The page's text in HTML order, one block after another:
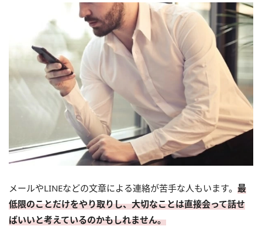
メールやLINEなどの文章による連絡が苦手な人もいます。 最
低限のことだけをやり取りし、大切なことは直接会って話せ
ばいいと考えているのかもしれません。